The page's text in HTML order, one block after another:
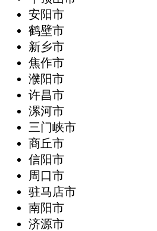
安阳市
鹤壁市
新乡市
焦作市
濮阳市
许昌市
漯河市
三门峡市
商丘市
信阳市
周口市
驻马店市
南阳市
济源市